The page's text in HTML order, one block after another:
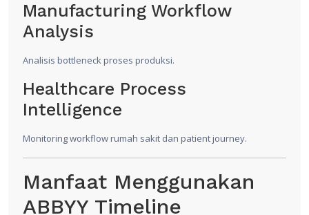
Manufacturing Workflow
Analysis
Analisis bottleneck proses produksi.
Healthcare Process
Intelligence
Monitoring workflow rumah sakit dan patient journey.
Manfaat Menggunakan
ABBYY Timeline